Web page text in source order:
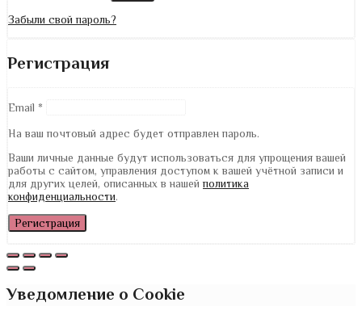
Забыли свой пароль?
Регистрация
Email *
На ваш почтовый адрес будет отправлен пароль.
Ваши личные данные будут использоваться для упрощения вашей
работы с сайтом, управления доступом к вашей учётной записи и
для других целей, описанных в нашейполитика
конфиденциальности.
Регистрация
Уведомление о Cookie